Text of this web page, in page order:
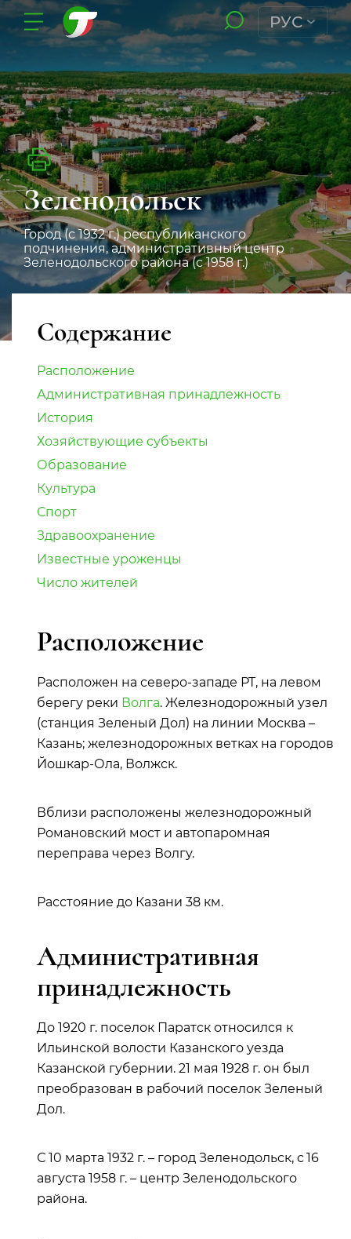
РУС
Зеленодольск
Город (с 1932 г.) республиканского
подчинения, административный центр
Зеленодольского района (с 1958 г.)
Содержание
Расположение
Административная принадлежность
История
Хозяйствующие субъекты
Образование
Культура
Спорт
Здравоохранение
Известные уроженцы
Число жителей
Расположение
Расположен на северо-западе РТ, на левом
берегу реки Волга. Железнодорожный узел
(станция Зеленый Дол) на линии Москва –
Казань; железнодорожных ветках на городов
Йошкар-Ола, Волжск.
Вблизи расположены железнодорожный
Романовский мост и автопаромная
переправа через Волгу.
Расстояние до Казани 38 км.
Административная
принадлежность
До 1920 г. поселок Паратск относился к
Ильинской волости Казанского уезда
Казанской губернии. 21 мая 1928 г. он был
преобразован в рабочий поселок Зеленый
Дол.
С 10 марта 1932 г. – город Зеленодольск, с 16
августа 1958 г. – центр Зеленодольского
района.